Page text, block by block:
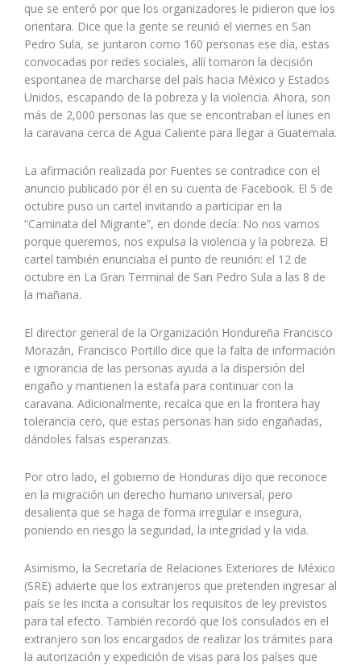
que se enteró por que los organizadores le pidieron que los
orientara. Dice que la gente se reunió el viernes en San
Pedro Sula, se juntaron como 160 personas ese día, estas
convocadas por redes sociales, allí tomaron la decisión
espontanea de marcharse del país hacia México y Estados
Unidos, escapando de la pobreza y la violencia. Ahora, son
más de 2,000 personas las que se encontraban el lunes en
la caravana cerca de Agua Caliente para llegar a Guatemala.
La afirmación realizada por Fuentes se contradice con el
anuncio publicado por él en su cuenta de Facebook. El 5 de
octubre puso un cartel invitando a participar en la
“Caminata del Migrante”, en donde decía: No nos vamos
porque queremos, nos expulsa la violencia y la pobreza. El
cartel también enunciaba el punto de reunión: el 12 de
octubre en La Gran Terminal de San Pedro Sula a las 8 de
la mañana.
El director general de la Organización Hondureña Francisco
Morazán, Francisco Portillo dice que la falta de información
e ignorancia de las personas ayuda a la dispersión del
engaño y mantienen la estafa para continuar con la
caravana. Adicionalmente, recalca que en la frontera hay
tolerancia cero, que estas personas han sido engañadas,
dándoles falsas esperanzas.
Por otro lado, el gobierno de Honduras dijo que reconoce
en la migración un derecho humano universal, pero
desalienta que se haga de forma irregular e insegura,
poniendo en riesgo la seguridad, la integridad y la vida.
Asimismo, la Secretaría de Relaciones Exteriores de México
(SRE) advierte que los extranjeros que pretenden ingresar al
país se les incita a consultar los requisitos de ley previstos
para tal efecto. También recordó que los consulados en el
extranjero son los encargados de realizar los trámites para
la autorización y expedición de visas para los países que